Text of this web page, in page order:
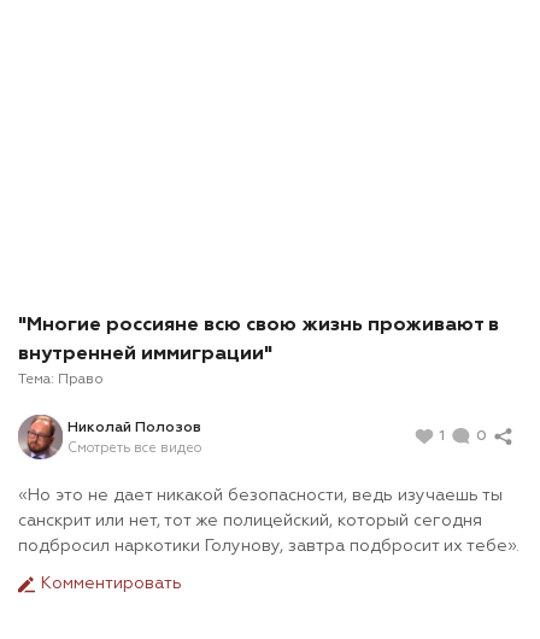
"Многие россияне всю свою жизнь проживают в
внутренней иммиграции"
Тема: Право
Николай Полозов
Смотреть все видео
1 0
«Но это не дает никакой безопасности, ведь изучаешь ты
санскрит или нет, тот же полицейский, который сегодня
подбросил наркотики Голунову, завтра подбросит их тебе».
Комментировать